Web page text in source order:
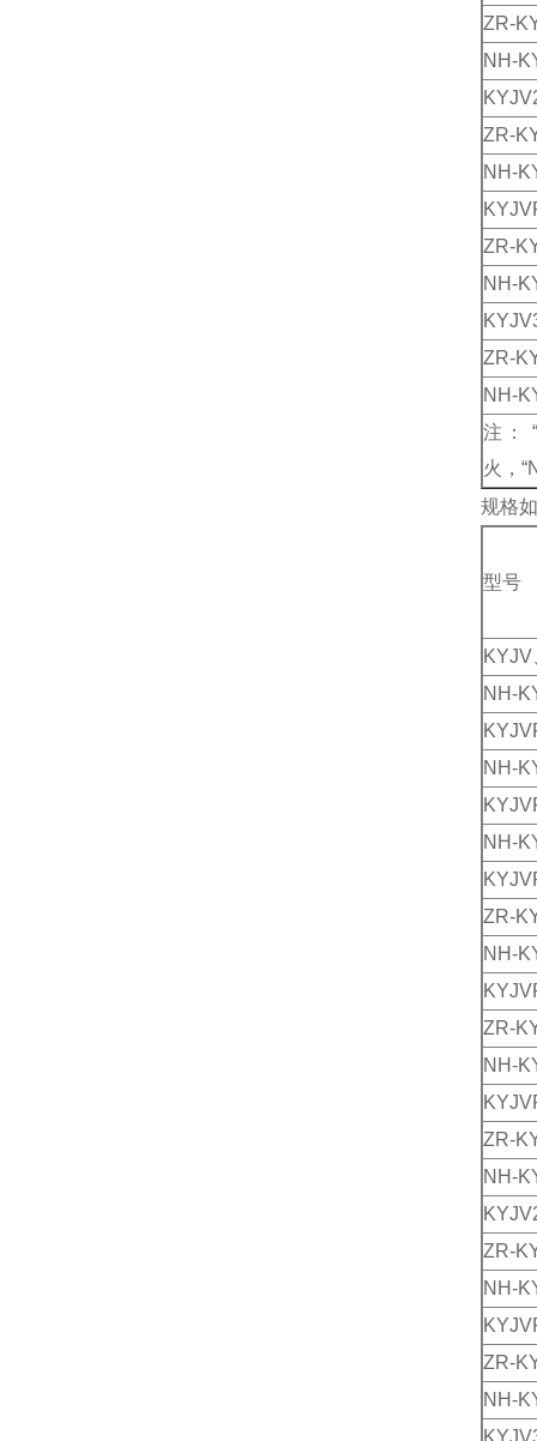
ZR-
NH-
ZR-
NH-
ZR-
NH-
ZR-
NH-
注：
火，
规格
型号
NH-
NH-
NH-
ZR-
NH-
ZR-
NH-
ZR-
NH-
ZR-
NH-
ZR-
NH-